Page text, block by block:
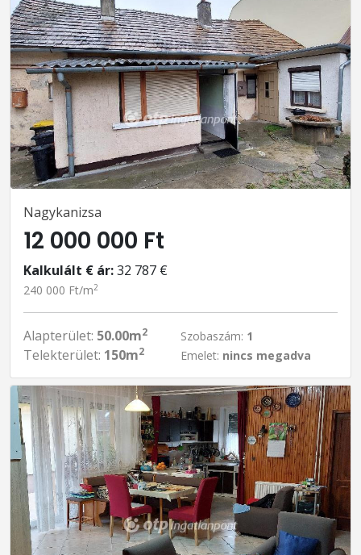
Nagykanizsa
12 000 000 Ft
Kalkulált € ár:32 787 €
240 000 Ft/m2
Alapterület: 50.00m2
Telekterület: 150m2
Szobaszám: 1
Emelet: nincs megadva